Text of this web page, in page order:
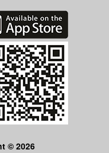
© 2026